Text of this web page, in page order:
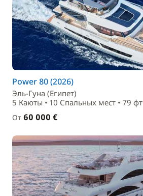
Power 80 (2026)
Эль-Гуна (Египет)
5 Каюты • 10 Спальныx мест • 79 фт
От 60 000 €